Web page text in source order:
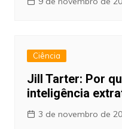
Ciência
Jill Tarter: Por
inteligência
3 de novembro de